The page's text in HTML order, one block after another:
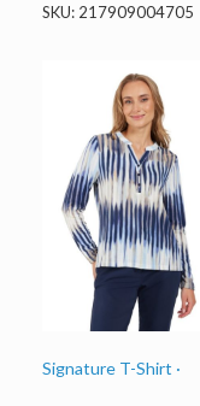
SKU: 217909004705
Signature T-Shirt ·